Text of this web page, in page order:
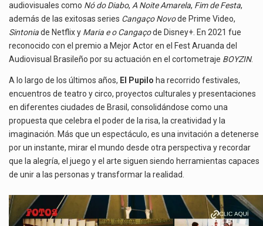
audiovisuales como Nó do Diabo, A Noite Amarela, Fim de Festa,
además de las exitosas series Cangaço Novode Prime Video,
Sintoniade Netflix y Maria e o Cangaçode Disney+. En 2021 fue
reconocido con el premio a Mejor Actor en el Fest Aruanda del
Audiovisual Brasileño por su actuación en el cortometraje BOYZIN.
A lo largo de los últimos años, El Pupilo ha recorrido festivales,
encuentros de teatro y circo, proyectos culturales y presentaciones
en diferentes ciudades de Brasil, consolidándose como una
propuesta que celebra el poder de la risa, la creatividad y la
imaginación. Más que un espectáculo, es una invitación a detenerse
por un instante, mirar el mundo desde otra perspectiva y recordar
que la alegría, el juego y el arte siguen siendo herramientas capaces
de unir a las personas y transformar la realidad.